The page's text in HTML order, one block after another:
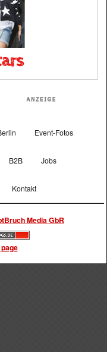
Event-Fotos
B2B Jobs
Kontakt
Media GbR